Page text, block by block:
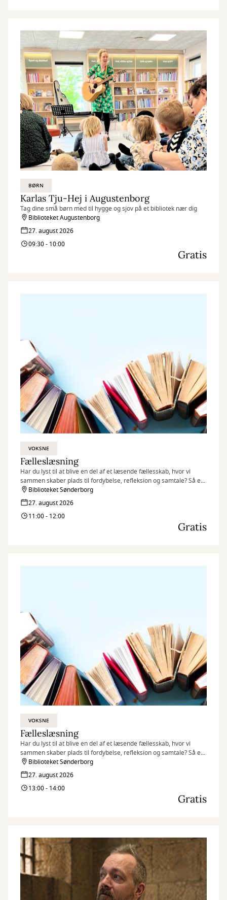
BØRN
Karlas Tju-Hej i Augustenborg
Tag dine små børn med til hygge og sjov på et bibliotek nær dig
Biblioteket Augustenborg
27. august 2026
09:30 - 10:00
Gratis
VOKSNE
Fælleslæsning
Har du lyst til at blive en del af et læsende fællesskab, hvor vi
sammen skaber plads til fordybelse, refleksion og samtale? Så er
fælleslæsning lige noget for dig.
Biblioteket Sønderborg
27. august 2026
11:00 - 12:00
Gratis
VOKSNE
Fælleslæsning
Har du lyst til at blive en del af et læsende fællesskab, hvor vi
sammen skaber plads til fordybelse, refleksion og samtale? Så er
fælleslæsning lige noget for dig.
Biblioteket Sønderborg
27. august 2026
13:00 - 14:00
Gratis